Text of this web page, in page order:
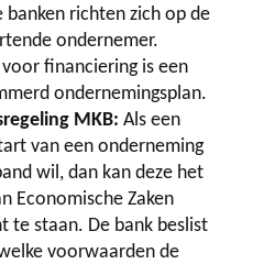
banken richten zich op de
ondernemer.
financiering is een
ondernemingsplan.
MKB: Als een
van een onderneming
wil, dan kan deze het
Economische Zaken
te staan. De bank beslist
voorwaarden de